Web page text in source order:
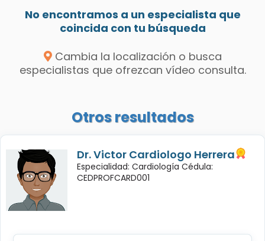
No encontramos a un especialista que
coincida con tu búsqueda
Cambia la localización o busca
especialistas que ofrezcan vídeo consulta.
Otros resultados
Dr. Victor Cardiologo Herrera
Especialidad: Cardiología Cédula:
CEDPROFCARD001